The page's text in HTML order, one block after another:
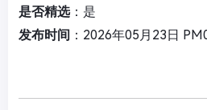
是否精选：是
发布时间 ：2026年05月23日